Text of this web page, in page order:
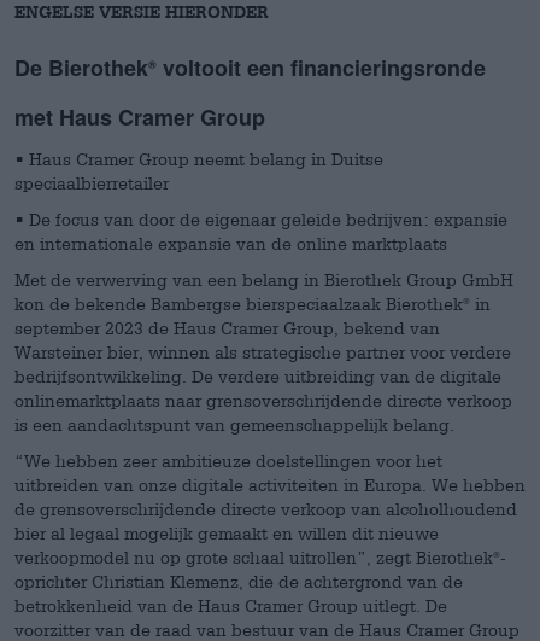
ENGELSE VERSIE HIERONDER
De Bierothek® voltooit een financieringsronde
met Haus Cramer Group
• Haus Cramer Group neemt belang in Duitse
speciaalbierretailer
• De focus van door de eigenaar geleide bedrijven: expansie
en internationale expansie van de online marktplaats
Met de verwerving van een belang in Bierothek Group GmbH
kon de bekende Bambergse bierspeciaalzaak Bierothek®
in
september 2023 de Haus Cramer Group, bekend van
Warsteiner bier, winnen als strategische partner voor verdere
bedrijfsontwikkeling. De verdere uitbreiding van de digitale
onlinemarktplaats naar grensoverschrijdende directe verkoop
is een aandachtspunt van gemeenschappelijk belang.
“We hebben zeer ambitieuze doelstellingen voor het
uitbreiden van onze digitale activiteiten in Europa. We hebben
de grensoverschrijdende directe verkoop van alcoholhoudend
bier al legaal mogelijk gemaakt en willen dit nieuwe
verkoopmodel nu op grote schaal uitrollen”, zegt Bierothek® -
oprichter Christian Klemenz, die de achtergrond van de
betrokkenheid van de Haus Cramer Group uitlegt. De
voorzitter van de raad van bestuur van de Haus Cramer Group